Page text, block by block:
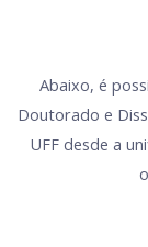
Abaixo, é
Doutorado e
UFF desde a